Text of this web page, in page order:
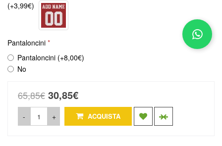
(+3,99€)
Pantaloncini
Pantaloncini (+8,00€)
No
65,85€ 30,85€
- + ACQUISTA